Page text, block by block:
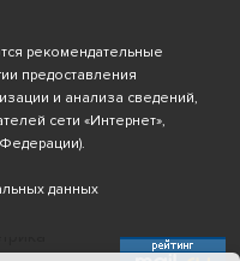
рекомендательные
предоставления
и анализа сведений,
сети «Интернет»,
данных